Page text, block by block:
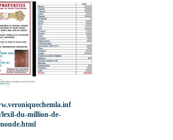
lexil-du-million-de-